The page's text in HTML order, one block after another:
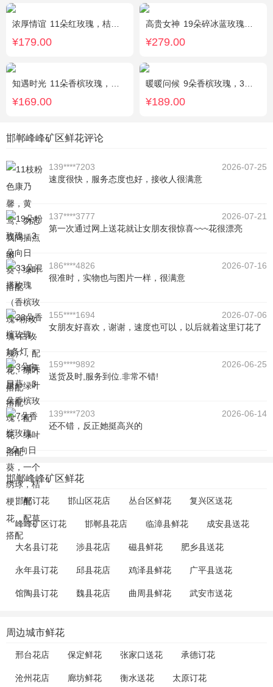
浓厚情谊 11朵红玫瑰，桔梗、红豆、绿叶搭配
¥179.00
高贵女神 19朵碎冰蓝玫瑰，绿叶搭配
¥279.00
知遇时光 11朵香槟玫瑰，白桔梗、尤加利、满天星间插
¥169.00
暖暖问候 9朵香槟玫瑰，3朵向日葵，满天星、绿叶搭配
¥189.00
邯郸峰峰矿区鲜花评论
139****7203
2026-07-25
速度很快，服务态度也好，接收人很满意
137****3777
2026-07-21
第一次通过网上送花就让女朋友很惊喜~~~花很漂亮
186****4826
2026-07-16
很准时，实物也与图片一样，很满意
155****1694
2026-07-06
女朋友好喜欢，谢谢，速度也可以，以后就着这里订花了
159****9892
2026-06-25
送货及时,服务到位.非常不错!
139****7203
2026-06-14
还不错，反正她挺高兴的
邯郸峰峰矿区鲜花
邯郸订花 邯山区花店 丛台区鲜花 复兴区送花
峰峰矿区订花 邯郸县花店 临漳县鲜花 成安县送花
大名县订花 涉县花店 磁县鲜花 肥乡县送花
永年县订花 邱县花店 鸡泽县鲜花 广平县送花
馆陶县订花 魏县花店 曲周县鲜花 武安市送花
周边城市鲜花
邢台花店 保定鲜花 张家口送花 承德订花
沧州花店 廊坊鲜花 衡水送花 太原订花